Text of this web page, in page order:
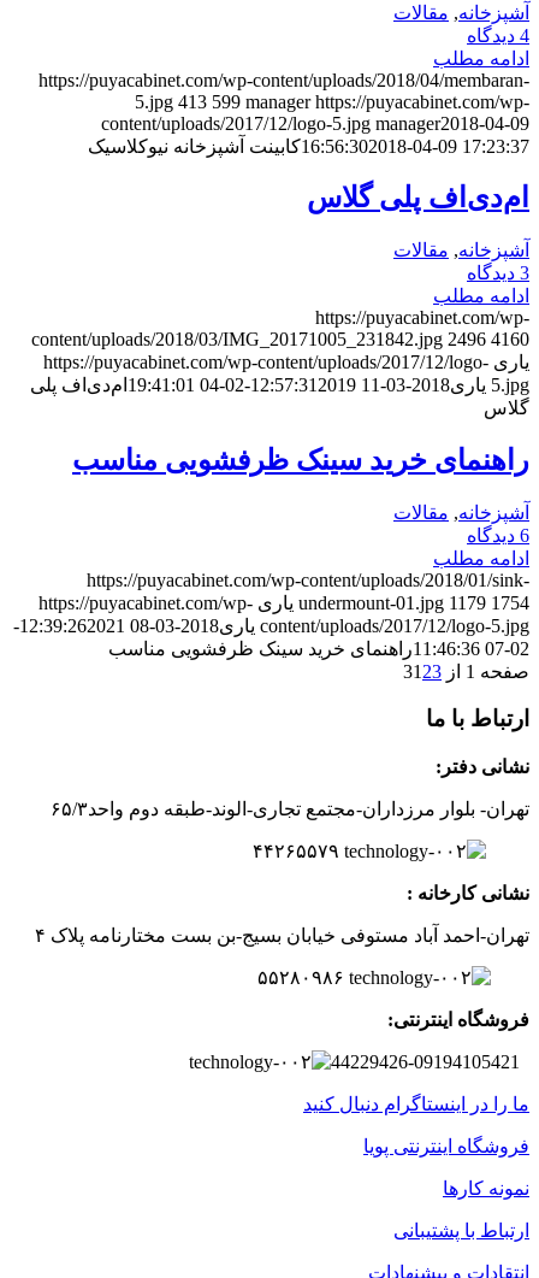
آشپزخانه, مقالات
4 دیدگاه
ادامه مطلب
https://puyacabinet.com/wp-content/uploads/2018/04/membaran-
5.jpg 413 599 manager https://puyacabinet.com/wp-
content/uploads/2017/12/logo-5.jpg manager2018-04-09
16:56:302018-04-09 17:23:37 کابینت آشپزخانه نیوکلاسیک
ام‌دی‌اف پلی گلاس
آشپزخانه, مقالات
3 دیدگاه
ادامه مطلب
https://puyacabinet.com/wp-
content/uploads/2018/03/IMG_20171005_231842.jpg 2496 4160
یاری https://puyacabinet.com/wp-content/uploads/2017/12/logo-
5.jpg یاری2018-03-11 12:57:31
2019-02-04 19:41:01
ام‌دی‌اف پلی
گلاس
راهنمای خرید سینک ظرفشویی مناسب
آشپزخانه, مقالات
6 دیدگاه
ادامه مطلب
https://puyacabinet.com/wp-content/uploads/2018/01/sink-
undermount-01.jpg 1179 1754 یاری https://puyacabinet.com/wp-
content/uploads/2017/12/logo-5.jpg یاری2018-03-08 12:39:26
2021-
02-07 11:46:36
راهنمای خرید سینک ظرفشویی مناسب
صفحه 1 از 3
1 23
ارتباط با ما
نشانی دفتر:
تهران- بلوار مرزداران-مجتمع تجاری-الوند-طبقه دوم واحد۶ ۵/۳
۲۶۵۵۷۹
نشانی کارخانه :
تهران- احمد آباد مستوفی خیابان بسیج-بن بست مختارنامه پلاک ۴
فروشگاه اینترنتی:
44229426-09194105421
ما را در اینستاگرام دنبال کنید
فروشگاه اینترنتی پویا
نمونه کارها
ارتباط با پشتیبانی
انتقادات و پیشنهادات